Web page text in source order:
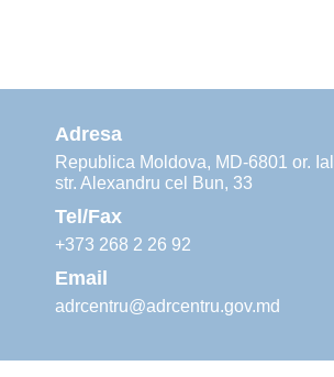
Adresa
Republica Moldova, MD-6801 or.
str. Alexandru cel Bun, 33
Tel/Fax
+373 268 2 26 92
Email
adrcentru@adrcentru.gov.md